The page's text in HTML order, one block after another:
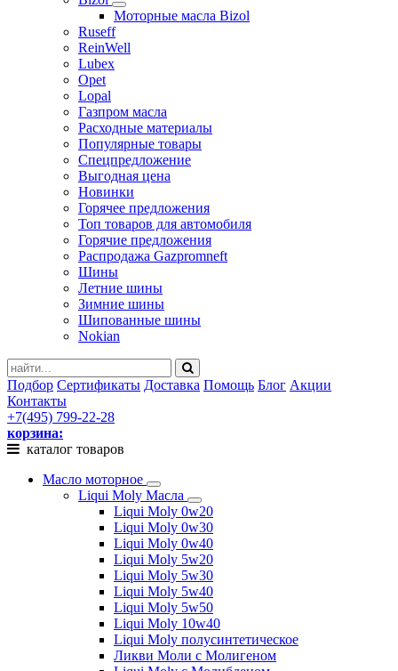
Моторные масла Bizol
Ruseff
ReinWell
Lubex
Opet
Lopal
Газпром масла
Расходные материалы
Популярные товары
Спецпредложение
Выгодная цена
Новинки
Горячее предложения
Топ товаров для автомобиля
Горячие предложения
Распродажа Gazpromneft
Шины
Летние шины
Зимние шины
Шипованные шины
Nokian
Подбор Сертификаты Доставка Помощь Блог Акции
Контакты
+7(495) 799-22-28
корзина:
каталог товаров
Масло моторное
Liqui Moly Масла
Liqui Moly 0w20
Liqui Moly 0w30
Liqui Moly 0w40
Liqui Moly 5w20
Liqui Moly 5w30
Liqui Moly 5w40
Liqui Moly 5w50
Liqui Moly 10w40
Liqui Moly полусинтетическое
Ликви Моли с Молигеном